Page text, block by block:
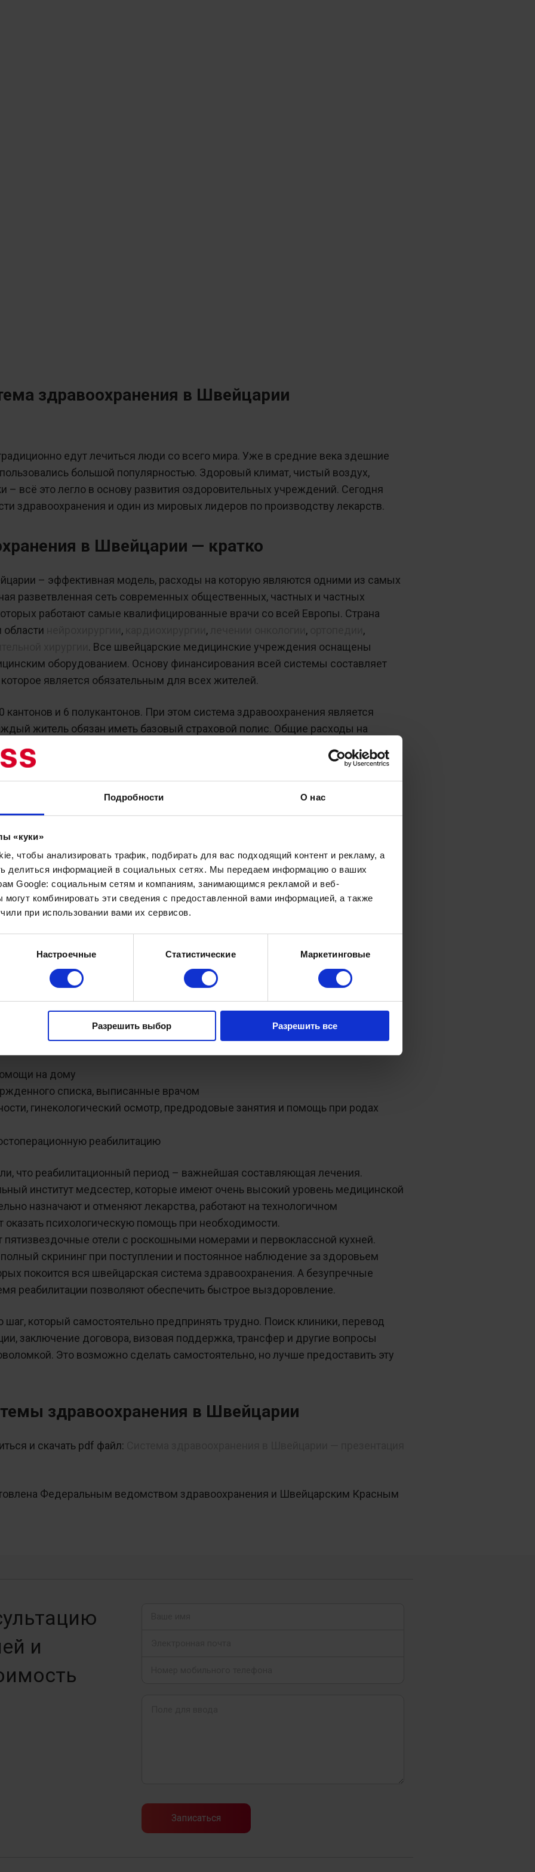
Подробности О нас
«куки»
чтобы анализировать трафик, подбирать для вас подходящий контент и рекламу, а
делиться информацией в социальных сетях. Мы передаем информацию о ваших
Google: социальным сетям и компаниям, занимающимся рекламой и веб-
комбинировать эти сведения с предоставленной вами информацией, а также
при использовании вами их сервисов.
Настроечные Статистические Маркетинговые
Разрешить выбор Разрешить все
здравоохранения в Швейцарии
едут лечиться люди со всего мира. Уже в средние века здешние
большой популярностью. Здоровый климат, чистый воздух,
– всё это легло в основу развития оздоровительных учреждений. Сегодня
здравоохранения и один из мировых лидеров по производству лекарств.
в Швейцарии — кратко
– эффективная модель, расходы на которую являются одними из самых
разветвленная сеть современных общественных, частных и частных
работают самые квалифицированные врачи со всей Европы. Страна
, , ,
,
. Все швейцарские медицинские учреждения оснащены
оборудованием. Основу финансирования всей системы составляет
является обязательным для всех жителей.
и 6 полукантонов. При этом система здравоохранения является
житель обязан иметь базовый страховой полис. Общие расходы на
составляют 11,5% ВВП. В среднем граждане тратят около 10% своей
В 2017 году ежемесячный страховой взнос каждого совершеннолетнего
447 швейцарских франков (более 27 тысяч рублей).
факультеты, которые готовят специалистов по разным направлениям.
медицинские учреждения, дома престарелых, учреждения для
заболеваниями также могут получать государственные субсидии.
местным жителям оказание качественной медицинской помощи. Помимо
количество частных клиник, имеющих самую разную специализацию –
службы скорой помощи.
60 страховых компаний, каждая из которых предоставляет основные
от состояния здоровья. В стране существует много видов
для работающих и безработных граждан, инвалидов, пожилых людей,
и материнству, страхование от несчастного случая на производстве и т. д.
в себя:
на дому
списка, выписанные врачом
гинекологический осмотр, предродовые занятия и помощь при родах
реабилитацию
что реабилитационный период – важнейшая составляющая лечения.
институт медсестер, которые имеют очень высокий уровень медицинской
назначают и отменяют лекарства, работают на технологичном
оказать психологическую помощь при необходимости.
отели с роскошными номерами и первоклассной кухней.
скрининг при поступлении и постоянное наблюдение за здоровьем
покоится вся швейцарская система здравоохранения. А безупречные
реабилитации позволяют обеспечить быстрое выздоровление.
который самостоятельно предпринять трудно. Поиск клиники, перевод
заключение договора, визовая поддержка, трансфер и другие вопросы
Это возможно сделать самостоятельно, но лучше предоставить эту
здравоохранения в Швейцарии
и скачать pdf файл:
Федеральным ведомством здравоохранения и Швейцарским Красным
и